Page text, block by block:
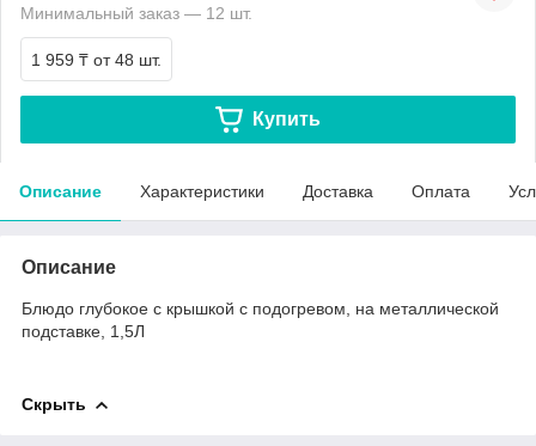
Минимальный заказ — 12 шт.
1 959 ₸ от 48 шт.
Купить
Описание Характеристики Доставка Оплата
Описание
Блюдо глубокое с крышкой с подогревом, на металлической
подставке, 1,5Л
Скрыть